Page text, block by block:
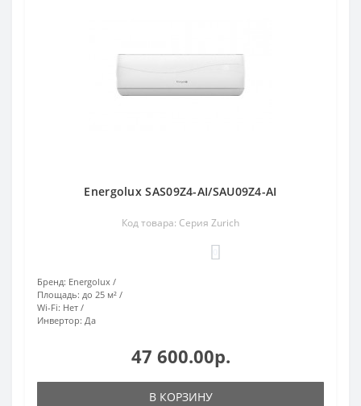
Energolux SAS09Z4-AI/SAU09Z4-AI
Код товара: Серия Zurich
Бренд: Energolux
Площадь: до 25 м²
Wi-Fi: Нет
Инвертор: Да
47 600.00р.
В КОРЗИНУ